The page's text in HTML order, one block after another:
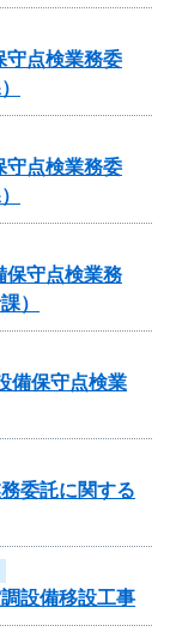
守点検業務委
守点検業務委
保守点検業務
）
備保守点検業
委託に関する
設備移設工事